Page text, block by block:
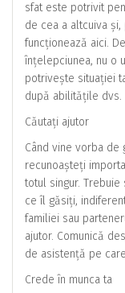
sfat este potrivit
de cea a altcuiva
funcționează aici.
înțelepciunea, nu o
potrivește situației
după abilitățile dvs.
Căutați ajutor
Când vine vorba
recunoașteți
totul singur.
ce îl găsiți,
familiei sau
ajutor. Comunică
de asistență pe
Crede în munca ta